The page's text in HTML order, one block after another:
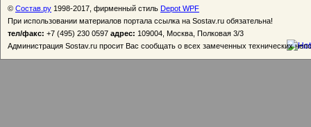
© Состав.ру 1998-2017, фирменный стиль Depot WPF
При использовании материалов портала ссылка на Sostav.ru обязательна!
тел/факс: +7 (495) 230 0597 адрес: 109004, Москва, Полковая 3/3
Администрация Sostav.ru просит Вас сообщать о всех замеченных технических